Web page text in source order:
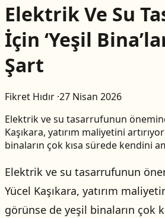
Elektrik Ve Su
İçin ‘Yeşil
Şart
Fikret Hıdır ·27 Nisan 2026
Elektrik ve su tasarrufunun
Kaşıkara, yatırım maliyetini
binaların çok kısa sürede kendini
Elektrik ve su tasarrufunun
Yücel Kaşıkara, yatırım
görünse de yeşil binaların çok